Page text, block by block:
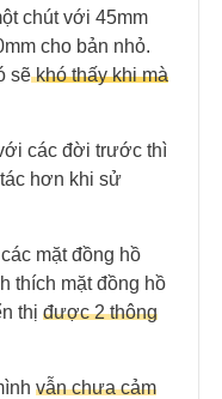
chút với 45mm
cho bản nhỏ.
sẽkhó thấy khi mà
các đời trước thì
hơn khi sử
mặt đồng hồ
thích mặt đồng hồ
thị được 2 thông
vẫn chưa cảm